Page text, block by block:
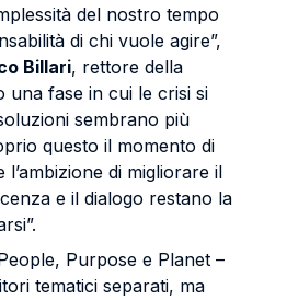
del nostro tempo
di chi vuole agire”,
Billari, rettore della
una fase in cui le crisi si
sembrano più
questo il momento di
di migliorare il
e il dialogo restano la
Purpose e Planet –
tematici separati, ma